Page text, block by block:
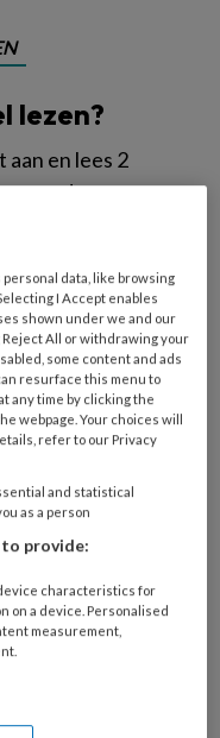
lezen?
en lees 2
maand
data, like browsing
I Accept enables
shown under we and our
All or withdrawing your
some content and ads
resurface this menu to
any time by clicking the
webpage. Your choices will
refer to our Privacy
and statistical
as a person
provide:
characteristics for
on a device. Personalised
measurement,